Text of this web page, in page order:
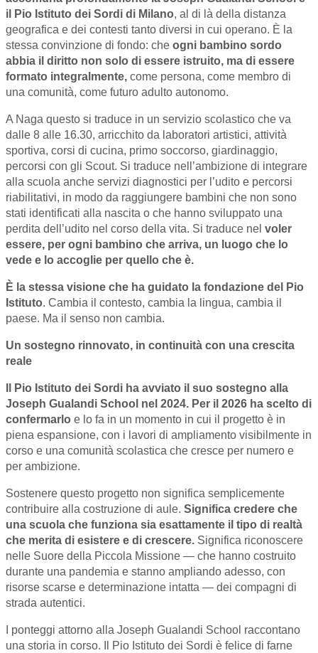
il Pio Istituto dei Sordi di Milano, al di là della distanza
geografica e dei contesti tanto diversi in cui operano. È la
stessa convinzione di fondo: che ogni bambino sordo
abbia il diritto non solo di essere istruito, ma di essere
formato integralmente, come persona, come membro di
una comunità, come futuro adulto autonomo.
A Naga questo si traduce in un servizio scolastico che va
dalle 8 alle 16.30, arricchito da laboratori artistici, attività
sportiva, corsi di cucina, primo soccorso, giardinaggio,
percorsi con gli Scout. Si traduce nell’ambizione di integrare
alla scuola anche servizi diagnostici per l’udito e percorsi
riabilitativi, in modo da raggiungere bambini che non sono
stati identificati alla nascita o che hanno sviluppato una
perdita dell’udito nel corso della vita. Si traduce nel voler
essere, per ogni bambino che arriva, un luogo che lo
vede e lo accoglie per quello che è.
È la stessa visione che ha guidato la fondazione del Pio
Istituto. Cambia il contesto, cambia la lingua, cambia il
paese. Ma il senso non cambia.
Un sostegno rinnovato, in continuità con una crescita
reale
Il Pio Istituto dei Sordi ha avviato il suo sostegno all a
Joseph Gualandi School nel 2024. Per il 2026 ha scelto di
confermarlo e lo fa in un momento in cui il progetto è in
piena espansione, con i lavori di ampliamento visibilmente in
corso e una comunità scolastica che cresce per numero e
per ambizione.
Sostenere questo progetto non significa semplicemente
contribuire alla costruzione di aule. Significa credere che
una scuola che funziona sia esattamente il tipo di realtà
che merita di esistere e di crescere. Significa riconoscere
nelle Suore della Piccola Missione — che hanno costruito
durante una pandemia e stanno ampliando adesso, con
risorse scarse e determinazione intatta — dei compagni di
strada autentici.
I ponteggi attorno alla Joseph Gualandi School raccontano
una storia in corso. Il Pio Istituto dei Sordi è felice di farne